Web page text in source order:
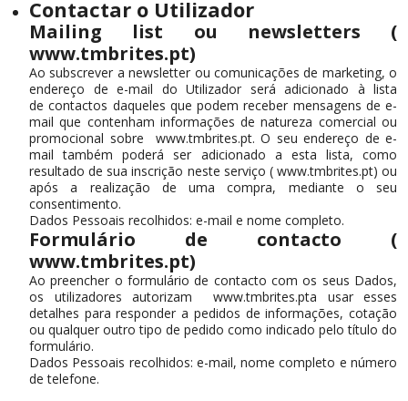
Contactar o Utilizador
Mailing list ou newsletters (
www.tmbrites.pt)
Ao subscrever a newsletter ou comunicações de marketing, o
endereço de e-mail do Utilizador será adicionado à lista
de contactos daqueles que podem receber mensagens de e-
mail que contenham informações de natureza comercial ou
promocional sobre www.tmbrites.pt. O seu endereço de e-
mail também poderá ser adicionado a esta lista, como
resultado de sua inscrição neste serviço ( www.tmbrites.pt) ou
após a realização de uma compra, mediante o seu
consentimento.
Dados Pessoais recolhidos: e-mail e nome completo.
Formulário de contacto (
www.tmbrites.pt)
Ao preencher o formulário de contacto com os seus Dados,
os utilizadores autorizam www.tmbrites.pta usar esses
detalhes para responder a pedidos de informações, cotação
ou qualquer outro tipo de pedido como indicado pelo título do
formulário.
Dados Pessoais recolhidos: e-mail, nome completo e número
de telefone.